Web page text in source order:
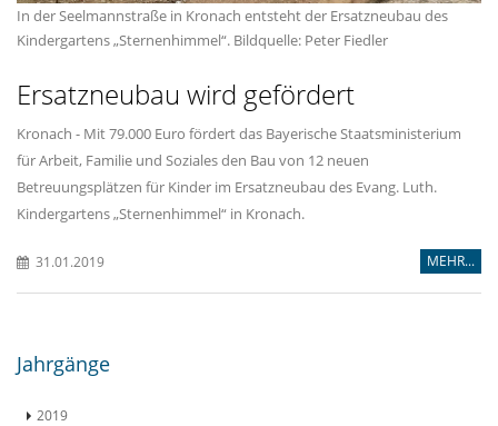
In der Seelmannstraße in Kronach entsteht der Ersatzneubau des
Kindergartens „Sternenhimmel“. Bildquelle: Peter Fiedler
Ersatzneubau wird gefördert
Kronach - Mit 79.000 Euro fördert das Bayerische Staatsministerium
für Arbeit, Familie und Soziales den Bau von 12 neuen
Betreuungsplätzen für Kinder im Ersatzneubau des Evang. Luth.
Kindergartens „Sternenhimmel“ in Kronach.
31.01.2019 MEHR...
Jahrgänge
2019